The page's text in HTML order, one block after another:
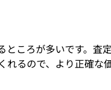
ところが多いです。査
れるので、より正確な